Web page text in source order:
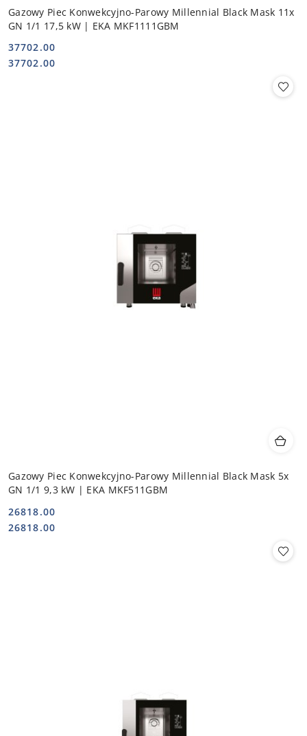
Gazowy Piec Konwekcyjno-Parowy Millennial Black Mask 11x
GN 1/1 17,5 kW | EKA MKF1111GBM
Cena:
37702.00
Cena:
37702.00
Gazowy Piec Konwekcyjno-Parowy Millennial Black Mask 5x
GN 1/1 9,3 kW | EKA MKF511GBM
Cena:
26818.00
Cena:
26818.00